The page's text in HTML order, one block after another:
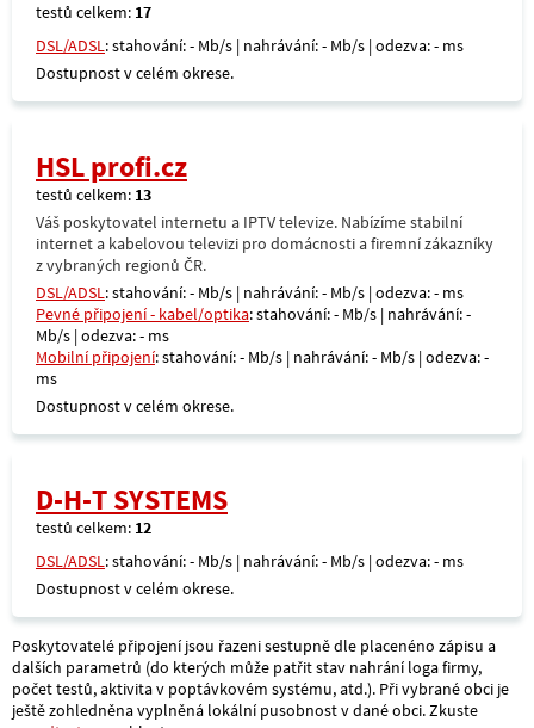
testů celkem: 17
DSL/ADSL: stahování: - Mb/s | nahrávání: - Mb/s | odezva: - ms
Dostupnost v celém okrese.
HSL profi.cz
testů celkem: 13
Váš poskytovatel internetu a IPTV televize. Nabízíme stabilní
internet a kabelovou televizi pro domácnosti a firemní zákazníky
z vybraných regionů ČR.
DSL/ADSL: stahování: - Mb/s | nahrávání: - Mb/s | odezva: - ms
Pevné připojení - kabel/optika: stahování: - Mb/s | nahrávání: -
Mb/s | odezva: - ms
Mobilní připojení: stahování: - Mb/s | nahrávání: - Mb/s | odezva: -
ms
Dostupnost v celém okrese.
D-H-T SYSTEMS
testů celkem: 12
DSL/ADSL: stahování: - Mb/s | nahrávání: - Mb/s | odezva: - ms
Dostupnost v celém okrese.
Poskytovatelé připojení jsou řazeni sestupně dle placenéno zápisu a
dalších parametrů (do kterých může patřit stav nahrání loga firmy,
počet testů, aktivita v poptávkovém systému, atd.). Při vybrané obci je
ještě zohledněna vyplněná lokální pusobnost v dané obci. Zkuste